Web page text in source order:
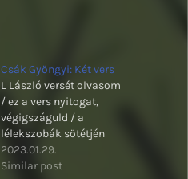
Csák Gyöngyi: Két vers
L László versét olvasom
/ ez a vers nyitogat,
végigszáguld / a
lélekszobák sötétjén
2023.01.29.
Similar post